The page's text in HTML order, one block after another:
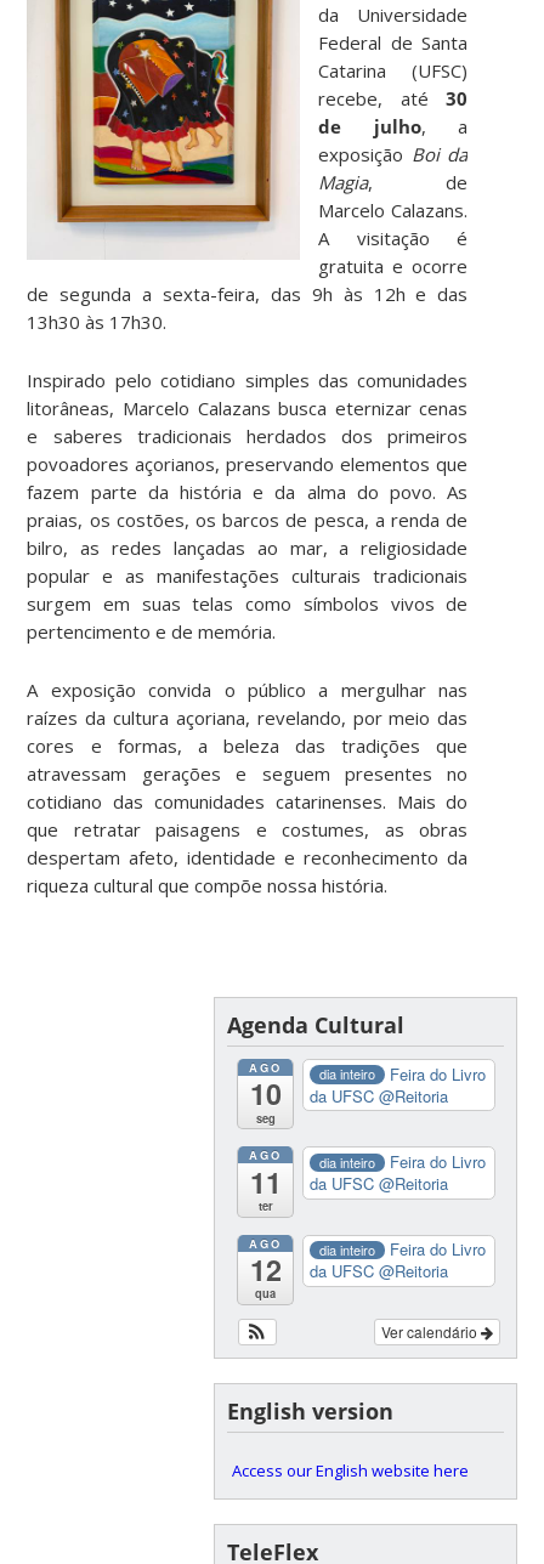
da Universidade
Federal de Santa
Catarina (UFSC)
recebe, até30
de julho, a
exposição Boi da
Magia, de
Marcelo Calazans.
A visitação é
gratuita e ocorre
de segunda a sexta-feira, das 9h às 12h e das
13h30 às 17h30.
Inspirado pelo cotidiano simples das comunidades
litorâneas, Marcelo Calazans busca eternizar cenas
e saberes tradicionais herdados dos primeiros
povoadores açorianos, preservando elementos que
fazem parte da história e da alma do povo. As
praias, os costões, os barcos de pesca, a renda de
bilro, as redes lançadas ao mar, a religiosidade
popular e as manifestações culturais tradicionais
surgem em suas telas como símbolos vivos de
pertencimento e de memória.
A exposição convida o público a mergulhar nas
raízes da cultura açoriana, revelando, por meio das
cores e formas, a beleza das tradições que
atravessam gerações e seguem presentes no
cotidiano das comunidades catarinenses. Mais do
que retratar paisagens e costumes, as obras
despertam afeto, identidade e reconhecimento da
riqueza cultural que compõe nossa história.
Agenda Cultural
AGO
10
seg
dia inteiro
Feira do Livro
da UFSC@Reitoria
AGO
11
ter
dia inteiro
Feira do Livro
da UFSC@Reitoria
AGO
12
qua
dia inteiro
Feira do Livro
da UFSC@Reitoria
Ver calendário
English version
Access our English website here
TeleFlex